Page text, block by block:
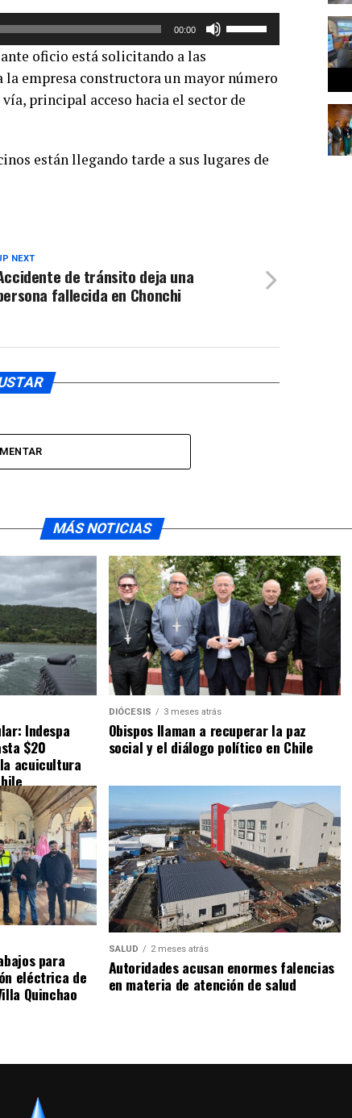
para
aumentar
disminuir
el
00:00
de
flecha
aumentar
oficio está solicitando a las
empresa constructora un mayor número
principal acceso hacia el sector de
están llegando tarde a sus lugares de
NEXT
de tránsito deja una
fallecida en Chonchi
MÁS NOTICIAS
Indespa
$20
acuicultura
DIÓCESIS 3 meses atrás
Obispos llaman a recuperar la paz
social y el diálogo político en Chile
para
eléctrica de
Quinchao
SALUD 2 meses atrás
Autoridades acusan enormes falencias
en materia de atención de salud